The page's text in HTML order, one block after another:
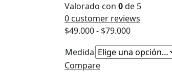
Valorado con 0de 5
0 customer reviews
$49.000- $79.000Rango
precios:
Medida
Compare